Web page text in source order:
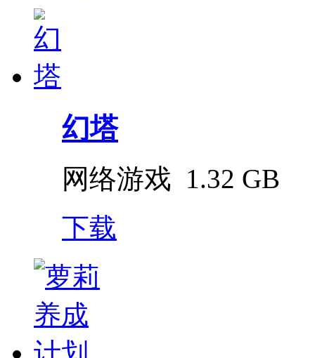
幻塔
网络游戏 1.32 GB
下载